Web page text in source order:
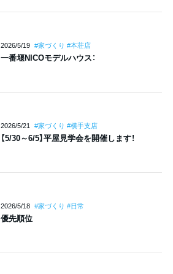
2026/5/19 #家づくり #本荘店
一番堰NICOモデルハウス：
2026/5/21 #家づくり #横手支店
【5/30～6/5】平屋見学会を開催します！
2026/5/18 #家づくり #日常
優先順位